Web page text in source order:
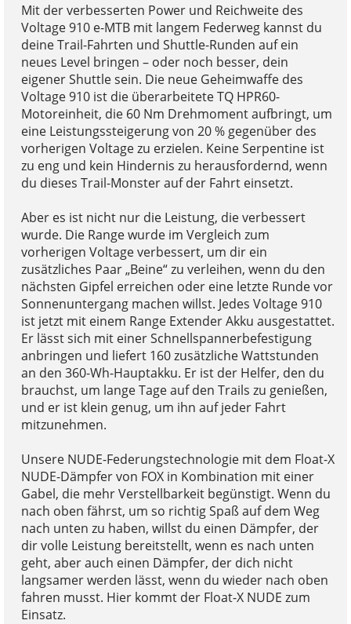
Mit der verbesserten Power und Reichweite des
Voltage 910 e-MTB mit langem Federweg kannst du
deine Trail-Fahrten und Shuttle-Runden auf ein
neues Level bringen – oder noch besser, dein
eigener Shuttle sein. Die neue Geheimwaffe des
Voltage 910 ist die überarbeitete TQ HPR60-
Motoreinheit, die 60 Nm Drehmoment aufbringt, um
eine Leistungssteigerung von 20 % gegenüber des
vorherigen Voltage zu erzielen. Keine Serpentine ist
zu eng und kein Hindernis zu herausfordernd, wenn
du dieses Trail-Monster auf der Fahrt einsetzt.
Aber es ist nicht nur die Leistung, die verbessert
wurde. Die Range wurde im Vergleich zum
vorherigen Voltage verbessert, um dir ein
zusätzliches Paar „Beine“ zu verleihen, wenn du den
nächsten Gipfel erreichen oder eine letzte Runde vor
Sonnenuntergang machen willst. Jedes Voltage 910
ist jetzt mit einem Range Extender Akku ausgestattet.
Er lässt sich mit einer Schnellspannerbefestigung
anbringen und liefert 160 zusätzliche Wattstunden
an den 360-Wh-Hauptakku. Er ist der Helfer, den du
brauchst, um lange Tage auf den Trails zu genießen,
und er ist klein genug, um ihn auf jeder Fahrt
mitzunehmen.
Unsere NUDE-Federungstechnologie mit dem Float-X
NUDE-Dämpfer von FOX in Kombination mit einer
Gabel, die mehr Verstellbarkeit begünstigt. Wenn du
nach oben fährst, um so richtig Spaß auf dem Weg
nach unten zu haben, willst du einen Dämpfer, der
dir volle Leistung bereitstellt, wenn es nach unten
geht, aber auch einen Dämpfer, der dich nicht
langsamer werden lässt, wenn du wieder nach oben
fahren musst. Hier kommt der Float-X NUDE zum
Einsatz.